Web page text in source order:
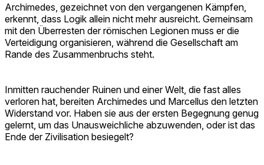
Archimedes, gezeichnet von den vergangenen Kämpfen,
erkennt, dass Logik allein nicht mehr ausreicht. Gemeinsam
mit den Überresten der römischen Legionen muss er die
Verteidigung organisieren, während die Gesellschaft am
Rande des Zusammenbruchs steht.
Inmitten rauchender Ruinen und einer Welt, die fast alles
verloren hat, bereiten Archimedes und Marcellus den letzten
Widerstand vor. Haben sie aus der ersten Begegnung genug
gelernt, um das Unausweichliche abzuwenden, oder ist das
Ende der Zivilisation besiegelt?